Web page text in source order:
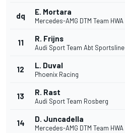
dq E. Mortara
Mercedes-AMG DTM Team HWA
11 R. Frijns
Audi Sport Team Abt Sportsline
12 L. Duval
Phoenix Racing
13 R. Rast
Audi Sport Team Rosberg
14 D. Juncadella
Mercedes-AMG DTM Team HWA